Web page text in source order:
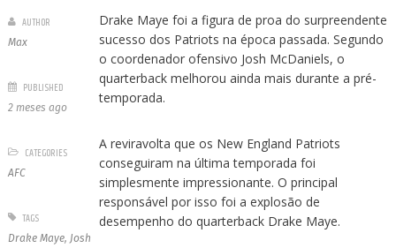
Drake Maye foi a figura de proa do surpreendente
sucesso dos Patriots na época passada. Segundo
o coordenador ofensivo Josh McDaniels, o
quarterback melhorou ainda mais durante a pré-
temporada.
A reviravolta que os New England Patriots
conseguiram na última temporada foi
simplesmente impressionante. O principal
responsável por isso foi a explosão de
desempenho do quarterback Drake Maye.
AUTHOR
Max
PUBLISHED
2 meses ago
CATEGORIES
AFC
TAGS
Drake Maye, Josh